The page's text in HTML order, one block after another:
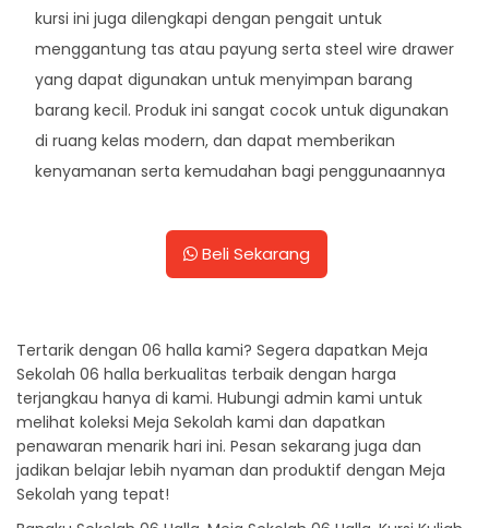
kursi ini juga dilengkapi dengan pengait untuk
menggantung tas atau payung serta steel wire drawer
yang dapat digunakan untuk menyimpan barang
barang kecil. Produk ini sangat cocok untuk digunakan
di ruang kelas modern, dan dapat memberikan
kenyamanan serta kemudahan bagi penggunaannya
Beli Sekarang
Tertarik dengan 06 halla kami? Segera dapatkan Meja
Sekolah 06 halla berkualitas terbaik dengan harga
terjangkau hanya di kami. Hubungi admin kami untuk
melihat koleksi Meja Sekolah kami dan dapatkan
penawaran menarik hari ini. Pesan sekarang juga dan
jadikan belajar lebih nyaman dan produktif dengan Meja
Sekolah yang tepat!